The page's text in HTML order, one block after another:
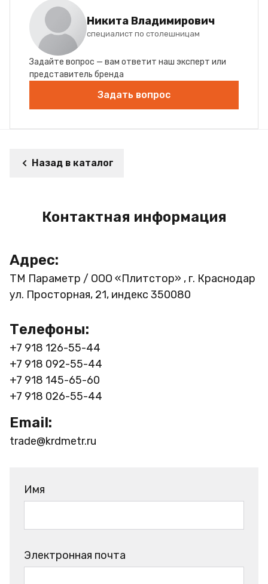
Никита Владимирович
специалист по столешницам
Задайте вопрос — вам ответит наш эксперт или
представитель бренда
Задать вопрос
Назад в каталог
Контактная информация
Адрес:
ТМ Параметр / ООО «Плитстор» , г. Краснодар
ул. Просторная, 21, индекс 350080
Телефоны:
+7 918 126-55-44
+7 918 092-55-44
+7 918 145-65-60
+7 918 026-55-44
Email:
trade@krdmetr.ru
Имя
Электронная почта